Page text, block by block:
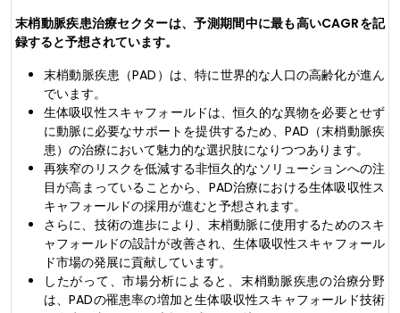
末梢動脈疾患治療セクターは、予測期間中に最も高いCAGRを記
録すると予想されています。
末梢動脈疾患（PAD）は、特に世界的な人口の高齢化が進ん
でいます。
生体吸収性スキャフォールドは、恒久的な異物を必要とせず
に動脈に必要なサポートを提供するため、PAD（末梢動脈疾
患）の治療において魅力的な選択肢になりつつあります。
再狭窄のリスクを低減する非恒久的なソリューションへの注
目が高まっていることから、PAD治療における生体吸収性ス
キャフォールドの採用が進むと予想されます。
さらに、技術の進歩により、末梢動脈に使用するためのスキ
ャフォールドの設計が改善され、生体吸収性スキャフォール
ド市場の発展に貢献しています。
したがって、市場分析によると、末梢動脈疾患の治療分野
は、PADの罹患率の増加と生体吸収性スキャフォールド技術